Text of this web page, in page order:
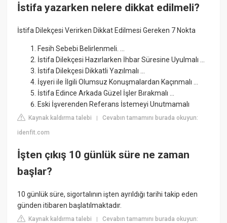
İstifa yazarken nelere dikkat edilmeli?
İstifa Dilekçesi Verirken Dikkat Edilmesi Gereken 7 Nokta
Fesih Sebebi Belirlenmeli. ...
İstifa Dilekçesi Hazırlarken İhbar Süresine Uyulmalı ...
İstifa Dilekçesi Dikkatli Yazılmalı ...
İşyeri ile İlgili Olumsuz Konuşmalardan Kaçınmalı ...
İstifa Edince Arkada Güzel İşler Bırakmalı ...
Eski İşverenden Referans İstemeyi Unutmamalı
Kaynak kaldırma talebi |Cevabın tamamını burada okuyun:
idenfit.com
İşten çıkış 10 günlük süre ne zaman
başlar?
10 günlük süre, sigortalının işten ayrıldığı tarihi takip eden
günden itibaren başlatılmaktadır.
Kaynak kaldırma talebi |Cevabın tamamını burada okuyun: